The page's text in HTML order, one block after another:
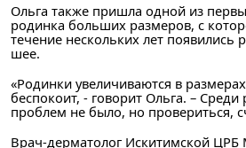
Ольга также пришла одной из
родинка больших размеров, с
течение нескольких лет появились
шее.
«Родинки увеличиваются в
беспокоит, - говорит Ольга. – Среди
проблем не было, но провериться,
Врач-дерматолог Искитимской ЦРБ